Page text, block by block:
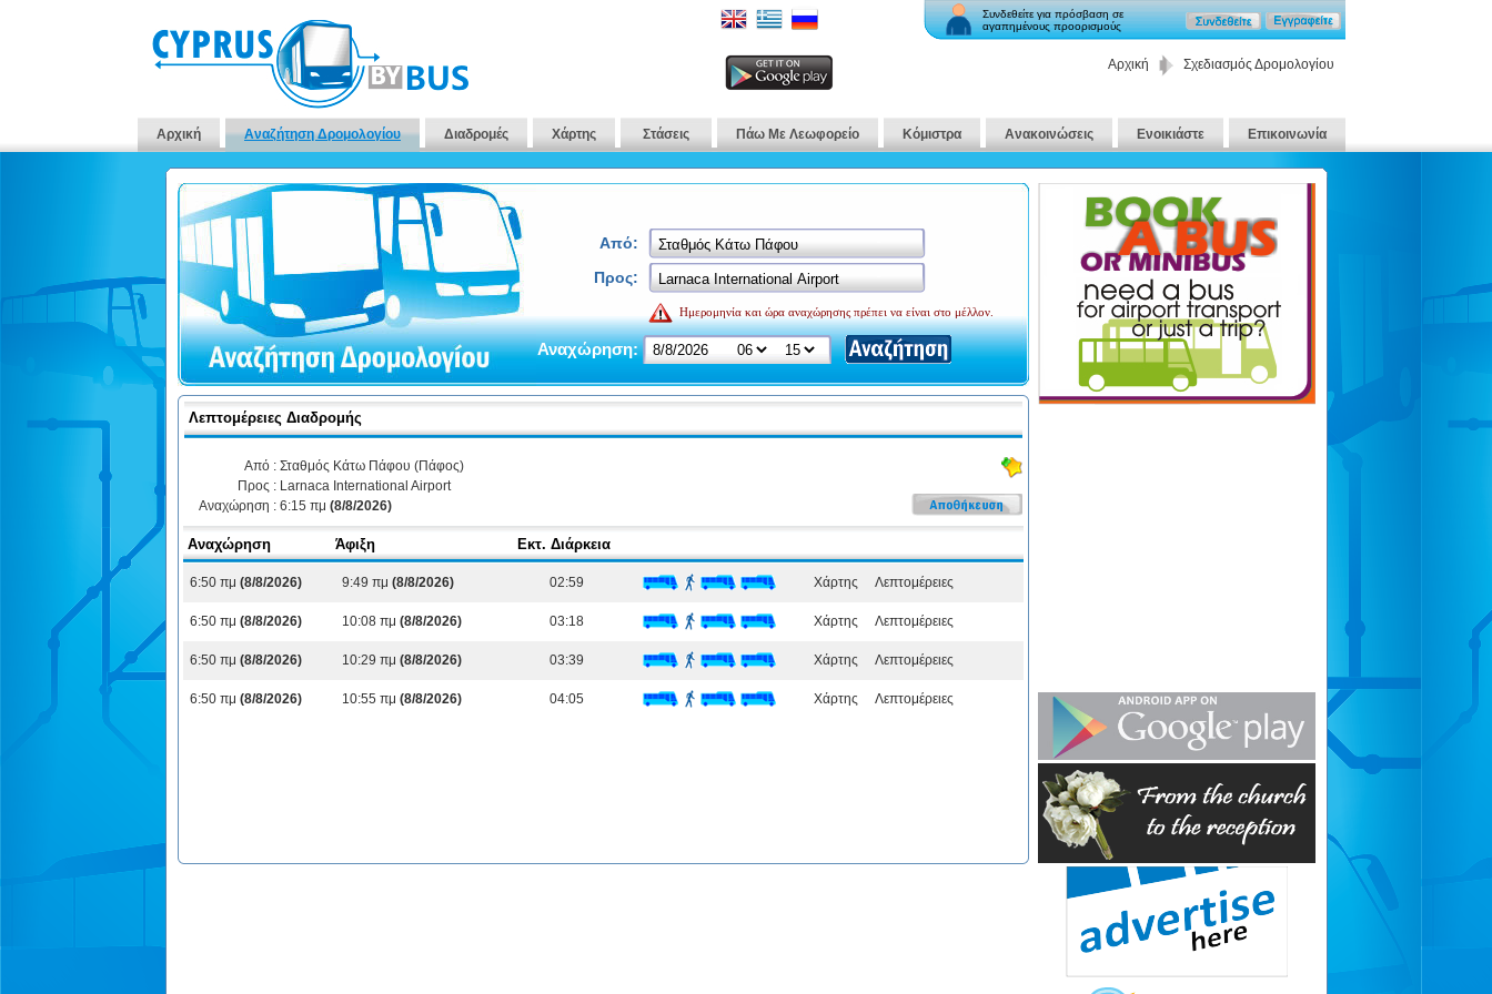
Συνδεθείτε για πρόσβαση σε
αγαπημένους προορισμούς
Αρχική Σχεδιασμός Δρομολογίου
Αρχική Αναζήτηση Δρομολογίου Διαδρομές Χάρτης Στάσεις Πάω Με Λεωφορείο Κόμιστρα Ανακοινώσεις Ενοικιάστε Επικοινωνία
Από:
Προς:
Ημερομηνία και ώρα αναχώρησης πρέπει να είναι στο μέλλον.
Αναχώρηση:
Λεπτομέρειες Διαδρομής
Από : Σταθμός Κάτω Πάφου (Πάφος)
Προς : Larnaca International Airport
Αναχώρηση : 6:15 πμ (8/8/2026)
Αναχώρηση Άφιξη Εκτ. Διάρκεια
6:50 πμ (8/8/2026) 9:49 πμ (8/8/2026) 02:59 Χάρτης Λεπτομέρειες
6:50 πμ (8/8/2026) 10:08 πμ (8/8/2026) 03:18 Χάρτης Λεπτομέρειες
6:50 πμ (8/8/2026) 10:29 πμ (8/8/2026) 03:39 Χάρτης Λεπτομέρειες
6:50 πμ (8/8/2026) 10:55 πμ (8/8/2026) 04:05 Χάρτης Λεπτομέρειες